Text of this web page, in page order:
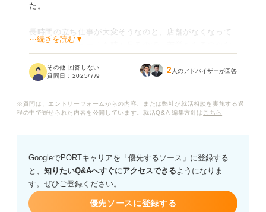
た。
長時間の立ち仕事が大変そうなのと、店舗がなくなって
いるというニュースも時々見るので、苦労もあるのかな
うか？
ので真実を知りたく、もしデメリットがあるなら、どん
⋯続きを読む▼
その他 回答しない
質問日： 2025/7/9 2 人のアドバイザーが回答
※質問は、エントリーフォームからの内容、または弊社が就活相談を実施する過
程の中で寄せられた内容を公開しています。就活Q&A 編集方針は こちら
GoogleでPORTキャリアを「優先するソース」に登録する
と、 知りたいQ&Aへすぐにアクセスできるようになりま
す。ぜひご登録ください。
優先ソースに登録する